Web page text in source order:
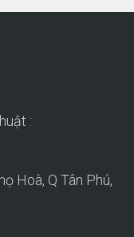
:
Hoà, Q Tân Phú,